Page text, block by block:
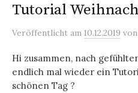
Tutorial
Veröffentlicht am 10.12.2019 von
Hi zusammen, nach
endlich mal wieder ein
schönen Tag ?